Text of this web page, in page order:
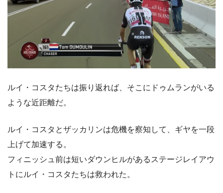
ルイ・コスタたちは振り返れば、そこにドゥムランがいる
ような近距離だ。
ルイ・コスタとザッカリンは危機を察知して、ギヤを一段
上げて加速する。
フィニッシュ前は短いダウンヒルがあるステージレイアウ
トにルイ・コスタたちは救われた。